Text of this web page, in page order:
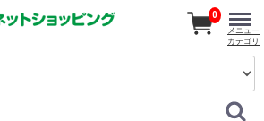
0
メニュー
カテゴリ